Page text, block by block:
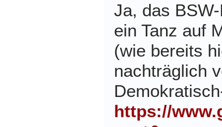
Ja, das
ein Tanz auf
(wie bereits
nachträglich
https://